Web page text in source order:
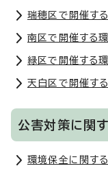
瑞穂区で開催す
南区で開催する
緑区で開催する
天白区で開催す
公害対策に関
環境保全に関す